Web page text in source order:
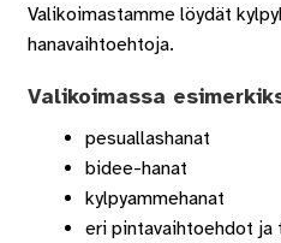
Valikoimastamme löydät
hanavaihtoehtoja.
Valikoimassa
pesuallashanat
bidee-hanat
kylpyammehanat
eri pintavaihtoehdot ja